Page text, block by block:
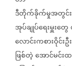
ဒီတိုက်ခိုက်မှုအတွင်း
အုပ်ချုပ်ရေးမှူးတွေ
လောင်းကစားဝိုင်း
ဖြစ်တဲ့အောင်မင်